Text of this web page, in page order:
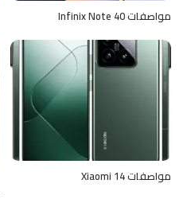
مواصفات Infinix Note 40
مواصفات Xiaomi 14